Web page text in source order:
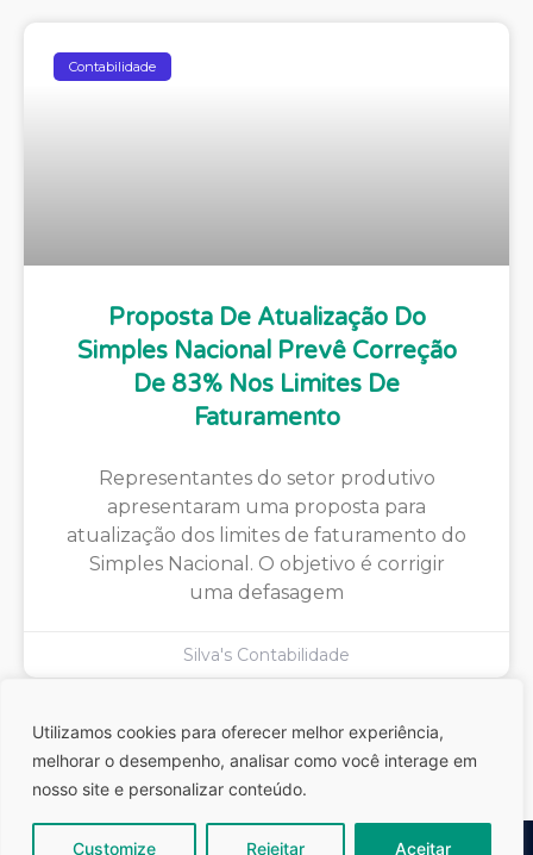
Utilizamos cookies para oferecer melhor experiência,
melhorar o desempenho, analisar como você interage em
nosso site e personalizar conteúdo.
Customize Rejeitar Aceitar
Contabilidade
Proposta De Atualização Do
Simples Nacional Prevê Correção
De 83% Nos Limites De
Faturamento
Representantes do setor produtivo
apresentaram uma proposta para
atualização dos limites de faturamento do
Simples Nacional. O objetivo é corrigir
uma defasagem
Silva's Contabilidade